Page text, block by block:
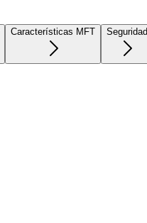
Características MFT Seguridad